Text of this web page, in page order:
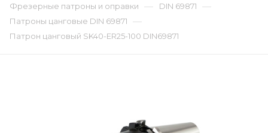
Фрезерные патроны и оправки — DIN 69871 —
Патроны цанговые DIN 69871 —
Патрон цанговый SK40-ER25-100 DIN69871